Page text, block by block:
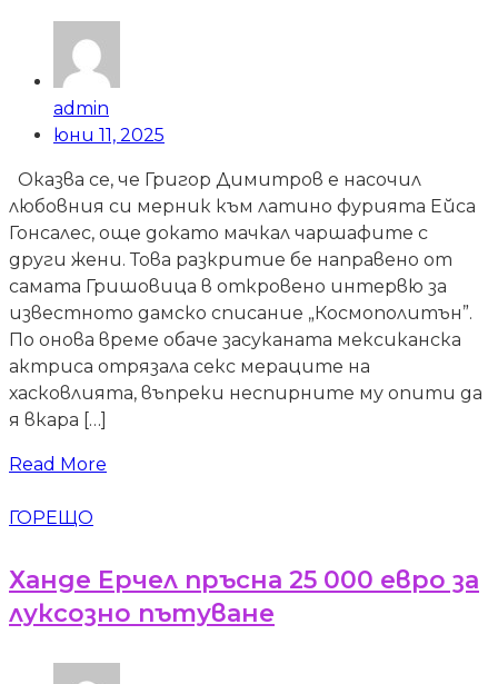
admin
юни 11, 2025
Оказва се, че Григор Димитров е насочил
любовния си мерник към латино фурията Ейса
Гонсалес, още докато мачкал чаршафите с
други жени. Това разкритие бе направено от
самата Гришовица в откровено интервю за
известното дамско списание „Космополитън”.
По онова време обаче засуканата мексиканска
актриса отрязала секс мераците на
хасковлията, въпреки неспирните му опити да
я вкара […]
Read More
ГОРЕЩО
Ханде Ерчел пръсна 25 000 евро за
луксозно пътуване